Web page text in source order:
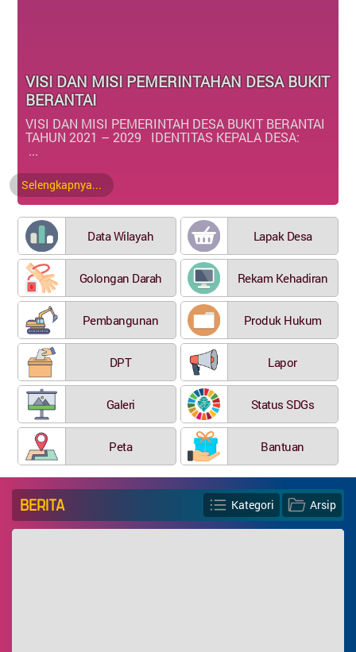
VISI DAN MISI PEMERINTAHAN DESA BUKIT
BERANTAI
VISI DAN MISI PEMERINTAH DESA BUKIT BERANTAI
TAHUN 2021 – 2029 IDENTITAS KEPALA DESA:
...
Selengkapnya...
Data Wilayah Lapak Desa
Golongan Darah Rekam Kehadiran
Pembangunan Produk Hukum
DPT Lapor
Galeri Status SDGs
Peta Bantuan
BERITA Kategori Arsip